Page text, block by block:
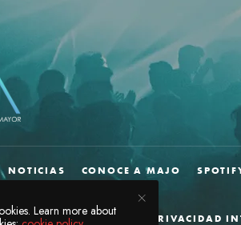
NOTICIAS CONOCE A MAJO
AVISO DE PRIVACIDAD
Learn more about